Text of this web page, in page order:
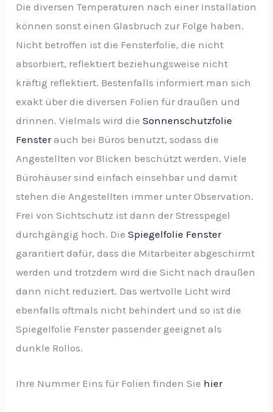
Die diversen Temperaturen nach einer Installation
können sonst einen Glasbruch zur Folge haben.
Nicht betroffen ist die Fensterfolie, die nicht
absorbiert, reflektiert beziehungsweise nicht
kräftig reflektiert. Bestenfalls informiert man sich
exakt über die diversen Folien für draußen und
drinnen. Vielmals wird dieSonnenschutzfolie
Fensterauch bei Büros benutzt, sodass die
Angestellten vor Blicken beschützt werden. Viele
Bürohäuser sind einfach einsehbar und damit
stehen die Angestellten immer unter Observation.
Frei von Sichtschutz ist dann der Stresspegel
durchgängig hoch. DieSpiegelfolie Fenster
garantiert dafür, dass die Mitarbeiter abgeschirmt
werden und trotzdem wird die Sicht nach draußen
dann nicht reduziert. Das wertvolle Licht wird
ebenfalls oftmals nicht behindert und so ist die
Spiegelfolie Fenster passender geeignet als
dunkle Rollos.
Ihre Nummer Eins für Folien finden Sie hier